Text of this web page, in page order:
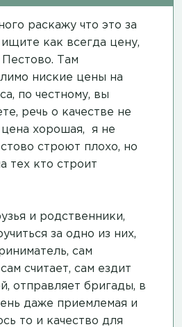
раскажу что это за
как всегда цену,
Пестово. Там
ниские цены на
по честному, вы
речь о качестве не
цена хорошая, я не
строют плохо, но
тех кто строит
и родственники,
за одно из них,
сам
считает, сам ездит
отправляет бригады, в
даже приемлемая и
то и качество для